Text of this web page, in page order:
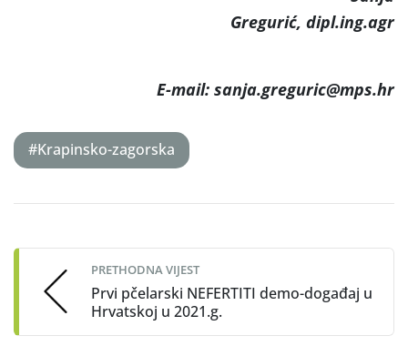
Gregurić, dipl.ing.agr
E-mail: sanja.greguric@mps.hr
#Krapinsko-zagorska
navigation
PRETHODNA VIJEST
Prvi pčelarski NEFERTITI demo-događaj u
Hrvatskoj u 2021.g.